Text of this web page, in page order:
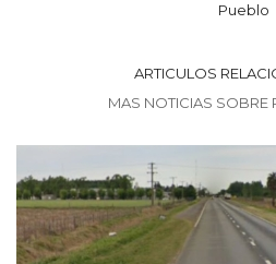
Pueblo
ARTICULOS
MAS NOTICIAS SOBRE